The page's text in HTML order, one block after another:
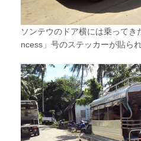
ソンテウのドア横には乗って
ncess」号のステッカーが貼られ